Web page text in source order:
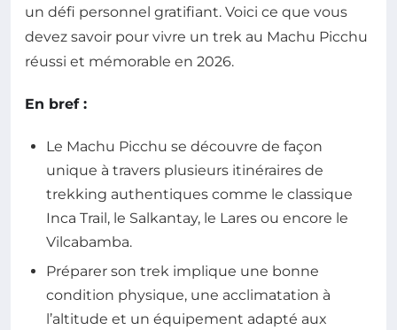
un défi personnel gratifiant. Voici ce que vous
devez savoir pour vivre un trek au Machu Picchu
réussi et mémorable en 2026.
En bref :
Le Machu Picchu se découvre de façon
unique à travers plusieurs itinéraires de
trekking authentiques comme le classique
Inca Trail, le Salkantay, le Lares ou encore le
Vilcabamba.
Préparer son trek implique une bonne
condition physique, une acclimatation à
l’altitude et un équipement adapté aux